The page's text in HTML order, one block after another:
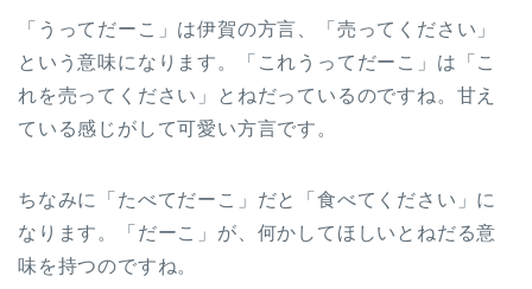
「うってだーこ」は伊賀の方言、「売ってください」
という意味になります。「これうってだーこ」は「こ
れを売ってください」とねだっているのですね。甘え
ている感じがして可愛い方言です。
ちなみに「たべてだーこ」だと「食べてください」に
なります。「だーこ」が、何かしてほしいとねだる意
味を持つのですね。